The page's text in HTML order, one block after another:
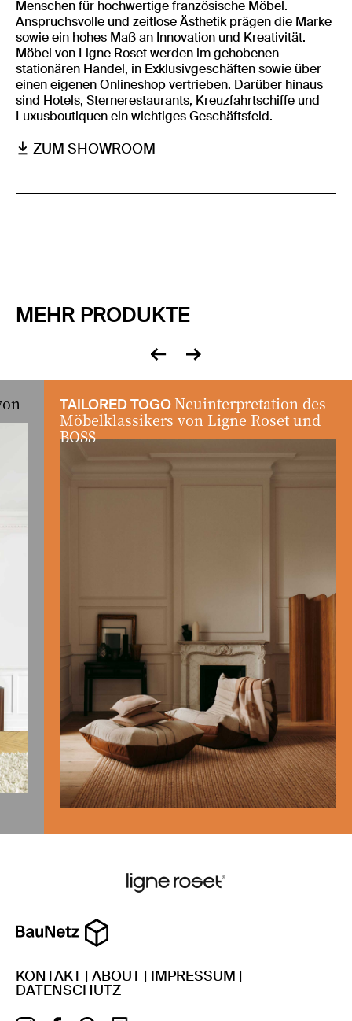
Menschen für hochwertige französische Möbel.
Anspruchsvolle und zeitlose Ästhetik prägen die Marke
sowie ein hohes Maß an Innovation und Kreativität.
Möbel von Ligne Roset werden im gehobenen
stationären Handel, in Exklusivgeschäften sowie über
einen eigenen Onlineshop vertrieben. Darüber hinaus
sind Hotels, Sternerestaurants, Kreuzfahrtschiffe und
Luxusboutiquen ein wichtiges Geschäftsfeld.
ZUM SHOWROOM
MEHR PRODUKTE
zurück
vor
TAILORED TOGONeuinterpretation des
Möbelklassikers von Ligne Roset und
BOSS
KONTAKT | ABOUT | IMPRESSUM |
DATENSCHUTZ